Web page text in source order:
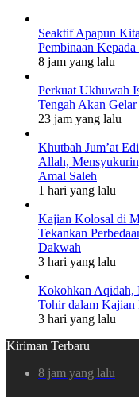
Seaktif Apapun
Pembinaan
8 jam yang lalu
Perkuat Ukhuwah
Tengah Akan
23 jam yang lalu
Khutbah Jum’at
Allah,
Amal Saleh
1 hari yang lalu
Kajian Kolosal di
Tekankan
Dakwah
3 hari yang lalu
Kokohkan Aqidah,
Tohir dalam Kajian
3 hari yang lalu
Kiriman Terbaru
8 jam yang lalu